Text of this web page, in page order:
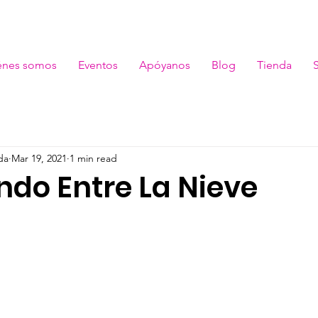
somos Eventos Apóyanos Blog Tienda
Entre La Nieve
Mar 19, 2021 1 min read